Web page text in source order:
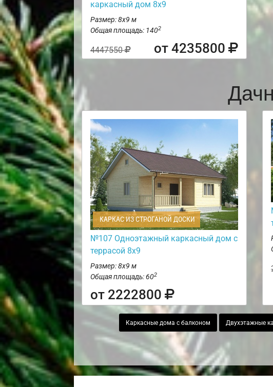
каркасный дом 8х9
Размер: 8х9 м
Общая площадь: 1402
4447550 от 4235800
КАРКАС ИЗ СТРОГАНОЙ ДОСКИ
№107 Одноэтажный каркасный дом с
террасой 8х9
Размер: 8х9 м
Общая площадь: 602
от 2222800
Каркасные дома с балконом Двухэтажные